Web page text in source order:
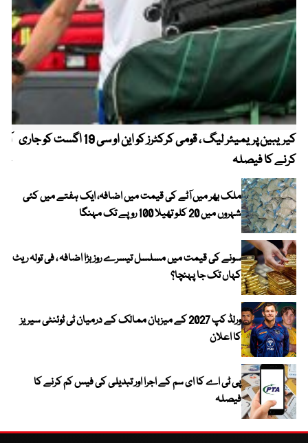
کیریبین پریمیئر لیگ ، قومی کرکٹرز کو این او سی 19 اگست کو جاری
کرنے کا فیصلہ
ملک بھر میں آٹے کی قیمت میں اضافہ، ایک ہفتے میں کئی
شہروں میں 20 کلو تھیلا 100 روپے تک مہنگا
سونے کی قیمت میں مسلسل تیسرے روز بڑا اضافہ ، فی تولہ ریٹ
کہاں تک جا پہنچا؟
ورلڈ کپ 2027 کے میزبان ممالک کے درمیان ٹی ٹوئنٹی سیریز
کا اعلان
پی ٹی اے کا ای سم کے اجرا اور تبدیلی کی فیس کم کرنے کا
فیصلہ